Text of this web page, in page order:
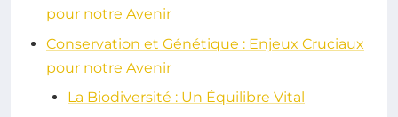
pour notre Avenir
Conservation et Génétique : Enjeux Cruciaux
pour notre Avenir
La Biodiversité : Un Équilibre Vital